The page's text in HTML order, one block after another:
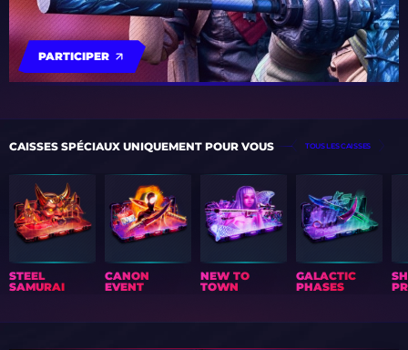
PARTICIPER
CAISSES SPÉCIAUX UNIQUEMENT POUR VOUS TOUS LES CAISSES
STEEL
SAMURAI
CANON
EVENT
NEW TO
TOWN
GALACTIC
PHASES